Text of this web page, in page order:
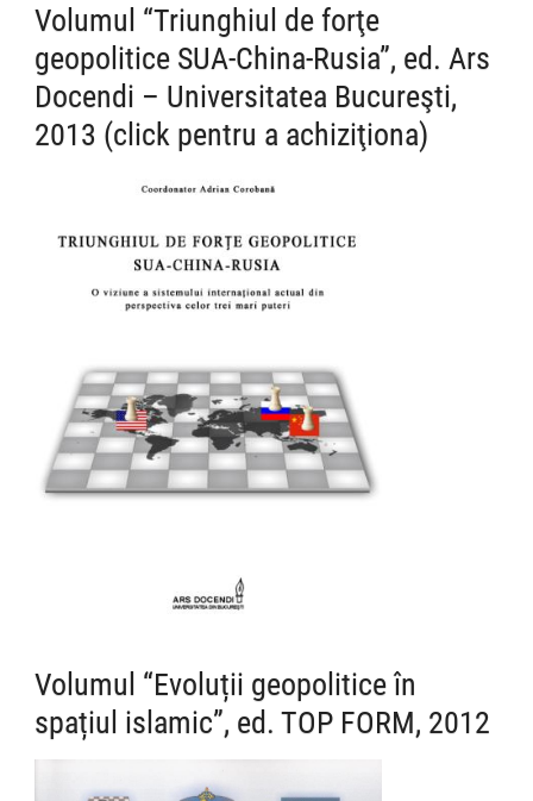
Volumul “Triunghiul de forţe
geopolitice SUA-China-Rusia”, ed. Ars
Docendi – Universitatea Bucureşti,
2013 (click pentru a achiziţiona)
Volumul “Evoluții geopolitice în
spațiul islamic”, ed. TOP FORM, 2012